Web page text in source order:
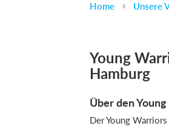
Home Unsere
Young
Hamburg
Über den
Der Young